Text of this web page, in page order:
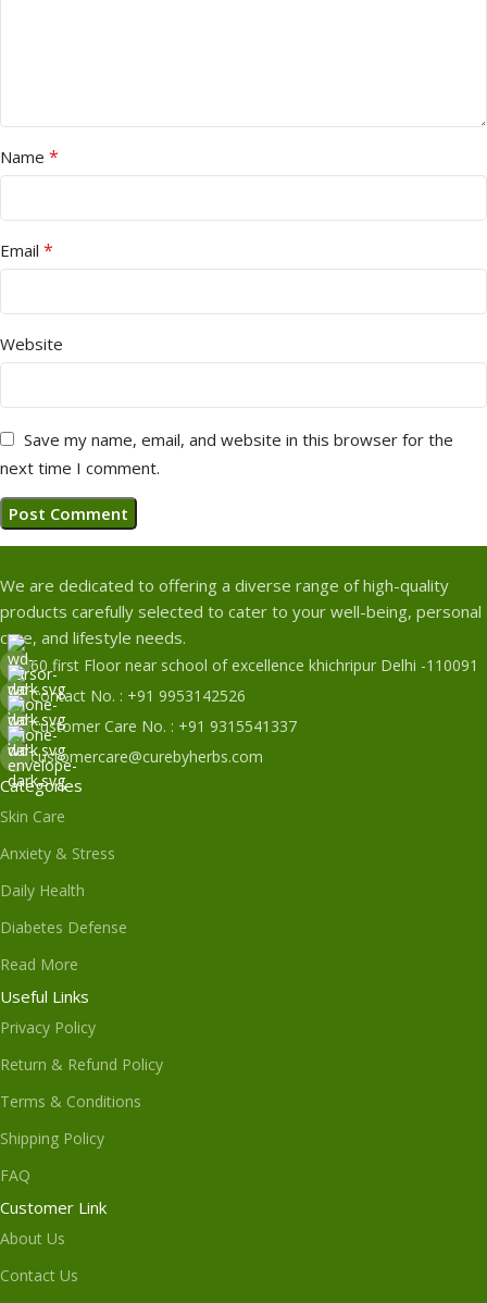
Name *
Email *
Website
Save my name, email, and website in this browser for the
next time I comment.
We are dedicated to offering a diverse range of high-quality
products carefully selected to cater to your well-being, personal
care, and lifestyle needs.
60 first Floor near school of excellence khichripur Delhi -110091
Contact No. : +91 9953142526
Customer Care No. : +91 9315541337
customercare@curebyherbs.com
Categories
Skin Care
Anxiety & Stress
Daily Health
Diabetes Defense
Read More
Useful Links
Privacy Policy
Return & Refund Policy
Terms & Conditions
Shipping Policy
FAQ
Customer Link
About Us
Contact Us